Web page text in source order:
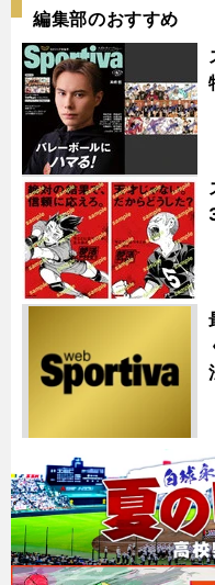
編集部のおすすめ